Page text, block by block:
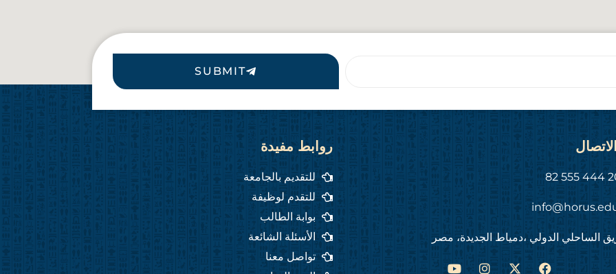
SUBMIT
الساحلي الدولي ،دمياط الجديدة، مصر
F
I
Y
روابط مفيدة
للتقديم بالجامعة
للتقدم لوظيفة
بوابة الطالب
الأسئلة الشائعة
تواصل معنا